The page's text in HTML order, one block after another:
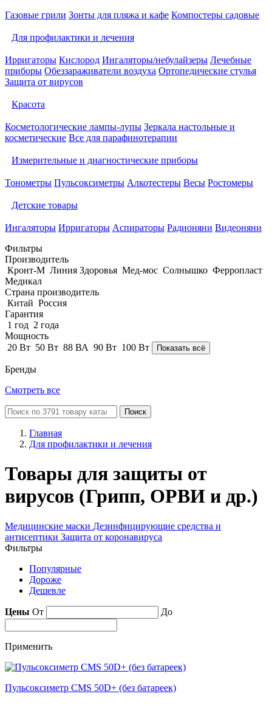
Газовые грили Зонты для пляжа и кафе Компостеры садовые
Для профилактики и лечения
Ирригаторы Кислород Ингаляторы/небулайзеры Лечебные
приборы Обеззараживатели воздуха Ортопедические стулья
Защита от вирусов
Красота
Косметологические лампы-лупы Зеркала настольные и
косметические Все для парафинотерапии
Измерительные и диагностические приборы
Тонометры Пульсоксиметры Алкотестеры Весы Ростомеры
Детские товары
Ингаляторы Ирригаторы Аспираторы Радионяни Видеоняни
Фильтры
Производитель
Кронт-М Линия Здоровья Мед-мос Солнышко Ферропласт
Медикал
Страна производитель
Китай Россия
Гарантия
1 год 2 года
Мощность
20 Вт 50 Вт 88 ВА 90 Вт 100 Вт Показать всё
Бренды
Смотреть все
Поиск
Главная
Для профилактики и лечения
Товары для защиты от
вирусов (Грипп, ОРВИ и др.)
Медицинские маски Дезинфицирующие средства и
антисептики Защита от коронавируса
Фильтры
Популярные
Дороже
Дешевле
Цены От До
Применить
Пульсоксиметр CMS 50D+ (без батареек)